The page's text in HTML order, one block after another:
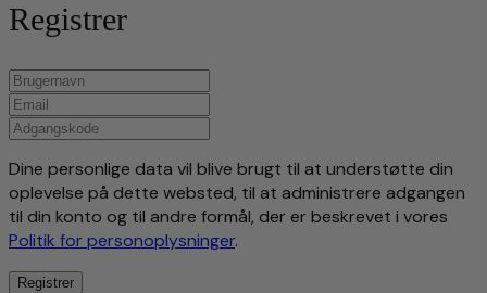
Registrer
Dine personlige data vil blive brugt til at understøtte din
oplevelse på dette websted, til at administrere adgangen
til din konto og til andre formål, der er beskrevet i vores
Politik for personoplysninger.